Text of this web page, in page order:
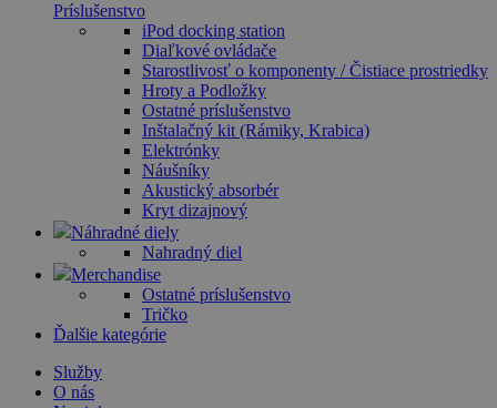
Príslušenstvo
iPod docking station
Diaľkové ovládače
Starostlivosť o komponenty / Čistiace prostriedky
Hroty a Podložky
Ostatné príslušenstvo
Inštalačný kit (Rámiky, Krabica)
Elektrónky
Náušníky
Akustický absorbér
Kryt dizajnový
Náhradné diely
Nahradný diel
Merchandise
Ostatné príslušenstvo
Tričko
Ďalšie kategórie
Služby
O nás